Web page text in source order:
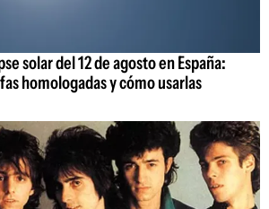
solar del 12 de agosto en España:
homologadas y cómo usarlas